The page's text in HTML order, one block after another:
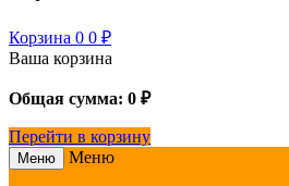
Корзина 0 0 ₽
Ваша корзина
Общая сумма: 0 ₽
Перейти в корзину
Меню Меню